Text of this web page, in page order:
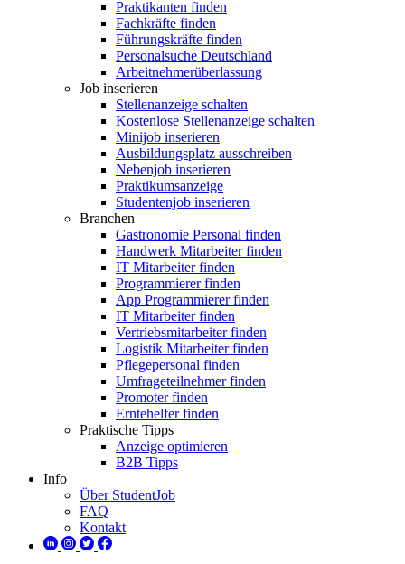
Praktikanten finden
Fachkräfte finden
Führungskräfte finden
Personalsuche Deutschland
Arbeitnehmerüberlassung
Job inserieren
Stellenanzeige schalten
Kostenlose Stellenanzeige schalten
Minijob inserieren
Ausbildungsplatz ausschreiben
Nebenjob inserieren
Praktikumsanzeige
Studentenjob inserieren
Branchen
Gastronomie Personal finden
Handwerk Mitarbeiter finden
IT Mitarbeiter finden
Programmierer finden
App Programmierer finden
IT Mitarbeiter finden
Vertriebsmitarbeiter finden
Logistik Mitarbeiter finden
Pflegepersonal finden
Umfrageteilnehmer finden
Promoter finden
Erntehelfer finden
Praktische Tipps
Anzeige optimieren
B2B Tipps
Info
Über StudentJob
FAQ
Kontakt